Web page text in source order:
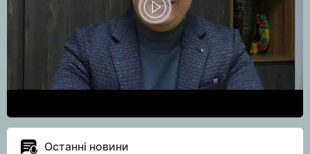
Останні новини